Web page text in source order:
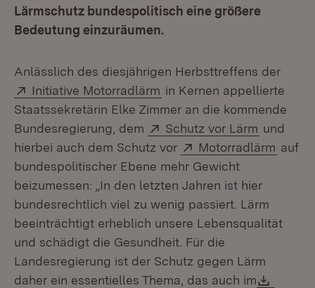
Lärmschutz bundespolitisch eine größere
Bedeutung einzuräumen.
Anlässlich des diesjährigen Herbsttreffens der
Extern:
Initiative Motorradlärm (Öffnet in neuem Fenster)
in Kernen appellierte
Staatssekretärin Elke Zimmer an die kommende
Bundesregierung, dem
Extern:
Schutz vor Lärm (Öffnet
und
hierbei auch dem Schutz vor
Extern:
Motorradlärm auf
bundespolitischer Ebene mehr Gewicht
beizumessen: „In den letzten Jahren ist hier
bundesrechtlich viel zu wenig passiert. Lärm
beeinträchtigt erheblich unsere Lebensqualität
und schädigt die Gesundheit. Für die
Landesregierung ist der Schutz gegen Lärm
daher ein essentielles Thema, das auch im